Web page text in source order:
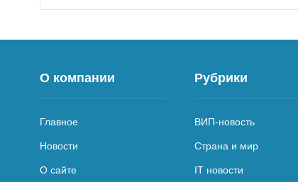
О компании
Главное
Новости
О сайте
Рубрики
ВИП-новость
Страна и мир
IT новости